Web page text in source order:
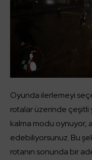
Oyunda ilerlemeyi
rotalar üzerinde çeşitli
kalma modu oynuyor,
edebiliyorsunuz. Bu
rotanın sonunda bir